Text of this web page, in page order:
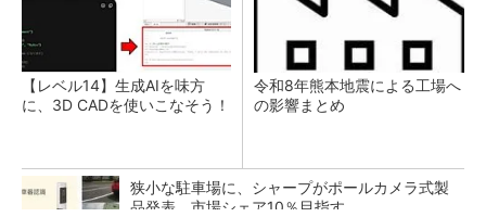
【レベル14】生成AIを味方
に、3D CADを使いこなそう！
令和8年熊本地震による工場へ
の影響まとめ
狭小な駐車場に、シャープがポールカメラ式製
品発表 市場シェア10％目指す